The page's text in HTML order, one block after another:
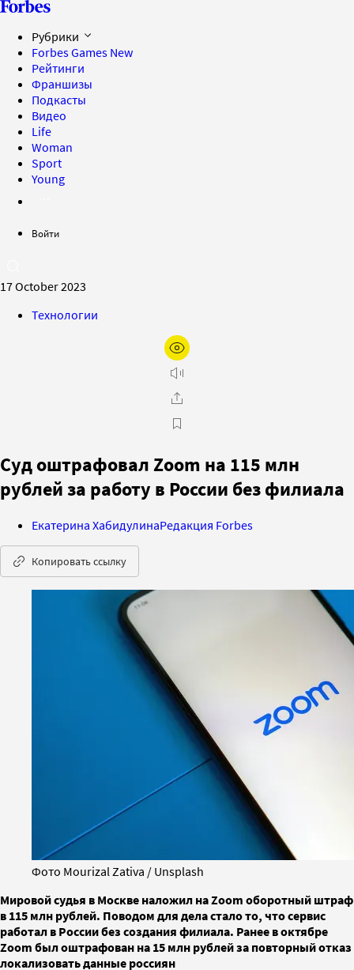
Рубрики
Forbes Games New
Рейтинги
Франшизы
Подкасты
Видео
Life
Woman
Sport
Young
Войти
17 October 2023
Технологии
Суд оштрафовал Zoom на 115 млн
рублей за работу в России без филиала
Екатерина ХабидулинаРедакция Forbes
Копировать ссылку
Фото Mourizal Zativa / Unsplash
Мировой судья в Москве наложил на Zoom оборотный штраф
в 115 млн рублей. Поводом для дела стало то, что сервис
работал в России без создания филиала. Ранее в октябре
Zoom был оштрафован на 15 млн рублей за повторный отказ
локализовать данные россиян